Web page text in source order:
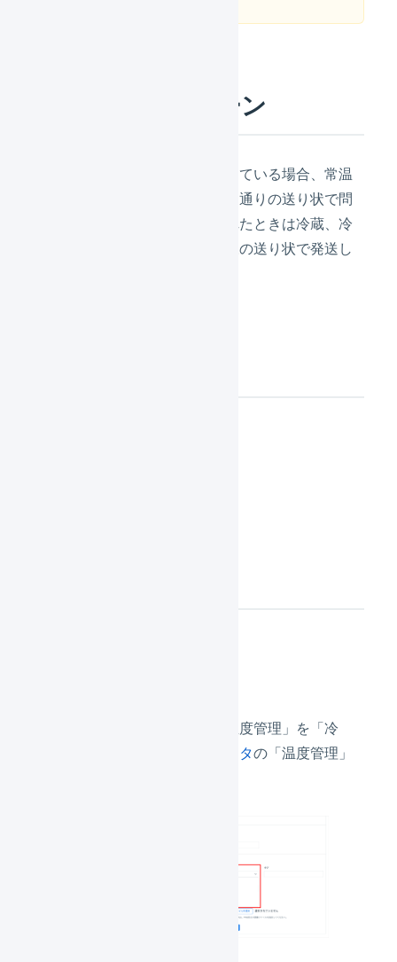
具体的な利用シーン
温度帯の異なる商品を取り扱っている場合、常温
の商品が購入されたときは通常通りの送り状で問
題ないが、冷蔵商品が購入されたときは冷蔵、冷
凍商品が購入されたときは冷凍の送り状で発送し
の「温度管理」を「冷
商品マスタの「温度管理」